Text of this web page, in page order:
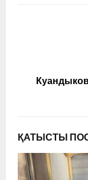
ҚАТЫСТЫ